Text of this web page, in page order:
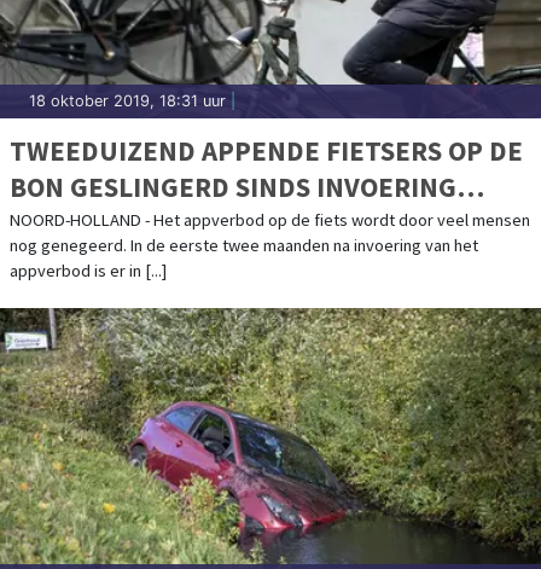
18 oktober 2019, 18:31 uur
TWEEDUIZEND APPENDE FIETSERS OP DE
BON GESLINGERD SINDS INVOERING
VERBOD
NOORD-HOLLAND - Het appverbod op de fiets wordt door veel mensen
nog genegeerd. In de eerste twee maanden na invoering van het
appverbod is er in [...]